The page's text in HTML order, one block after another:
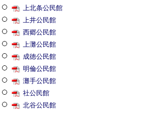
上北条公民館
上井公民館
西郷公民館
上灘公民館
成徳公民館
明倫公民館
灘手公民館
社公民館
北谷公民館